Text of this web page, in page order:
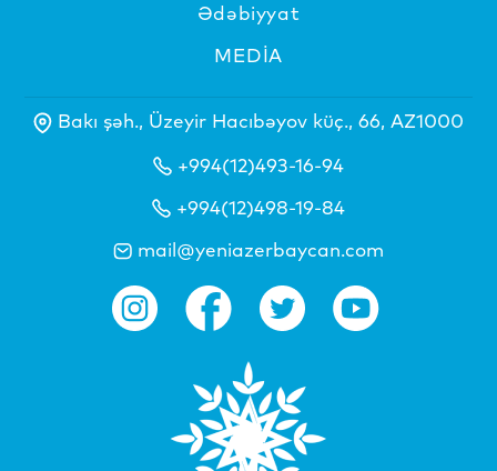
Ədəbiyyat
MEDİA
Bakı şəh., Üzeyir Hacıbəyov küç., 66, AZ1000
+994(12)493-16-94
+994(12)498-19-84
mail@yeniazerbaycan.com